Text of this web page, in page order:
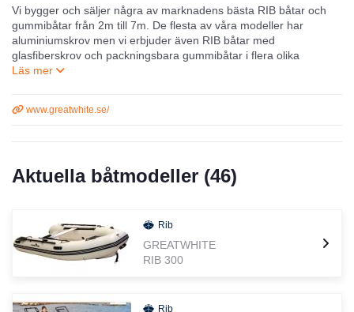
Vi bygger och säljer några av marknadens bästa RIB båtar och
gummibåtar från 2m till 7m. De flesta av våra modeller har
aluminiumskrov men vi erbjuder även RIB båtar med
glasfiberskrov och packningsbara gummibåtar i flera olika
varianter av bästa möjliga kvalitet.
Båtpaketen levereras uteslutande med Mercury motorer men vi är
till, besök oss gärna på vår utställning i Gränna eller på
Greatwhite.se.
www.greatwhite.se/
Aktuella båtmodeller (46)
Rib
GREATWHITE
RIB 300
Rib